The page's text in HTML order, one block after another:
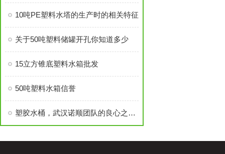
10吨PE塑料水塔的生产时的相关特征
关于50吨塑料储罐开孔你知道多少
15立方锥底塑料水箱批发
50吨塑料水箱信誉
塑胶水桶，武汉诺顺团队的良心之作！